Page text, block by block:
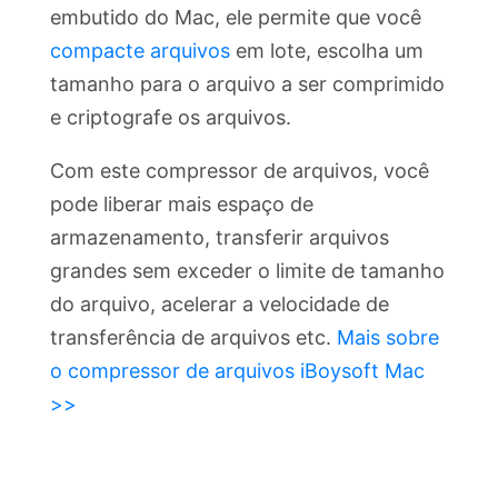
embutido do Mac, ele permite que você
compacte arquivos em lote, escolha um
tamanho para o arquivo a ser comprimido
e criptografe os arquivos.
Com este compressor de arquivos, você
pode liberar mais espaço de
armazenamento, transferir arquivos
grandes sem exceder o limite de tamanho
do arquivo, acelerar a velocidade de
transferência de arquivos etc. Mais sobre
o compressor de arquivos iBoysoft Mac
>>